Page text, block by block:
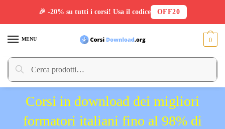
MENU
Cerca:
Cerca
0
Corsi in download dei migliori
formatori italiani fino al 98% di
🎉 -20% su tutti i corsi! Usa il codice OFF20